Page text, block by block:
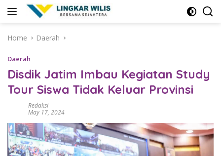
Home
Daerah
Daerah
Disdik Jatim Imbau Kegiatan Study
Tour Siswa Tidak Keluar Provinsi
Redaksi
May 17, 2024